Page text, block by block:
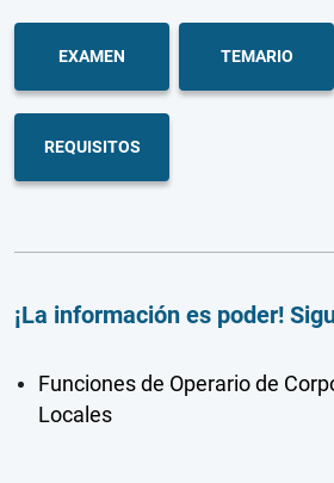
EXAMEN TEMARIO
REQUISITOS
¡La información es poder!
Funciones de Operario de
Locales